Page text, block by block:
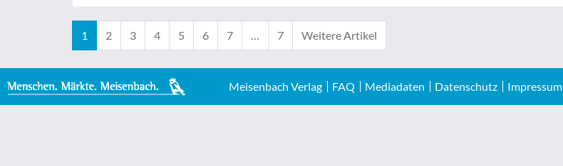
1 2 3 4 5 6 7 … 7 Weitere Artikel
Meisenbach Verlag FAQ Mediadaten Datenschutz Impressum